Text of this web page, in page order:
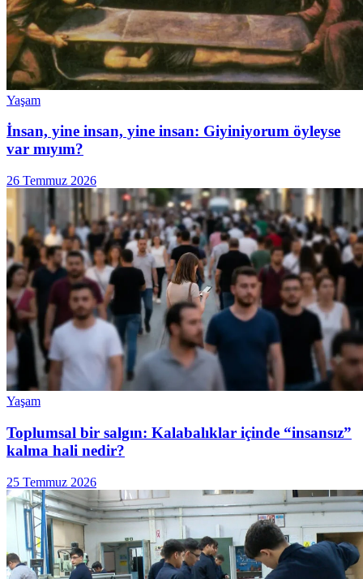
Yaşam
İnsan, yine insan, yine insan: Giyiniyorum öyleyse
var mıyım?
26 Temmuz 2026
Yaşam
Toplumsal bir salgın: Kalabalıklar içinde “insansız”
kalma hali nedir?
25 Temmuz 2026